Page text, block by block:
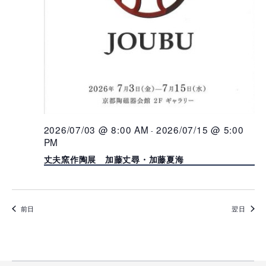
2026/07/03 @ 8:00 AM - 2026/07/15 @ 5:00
PM
丈夫窯作陶展 加藤丈尋・加藤夏海
前日 翌日